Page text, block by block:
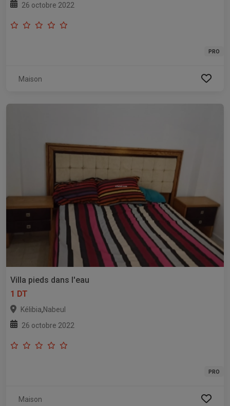
26 octobre 2022
PRO
Maison
Villa pieds dans l'eau
1 DT
Kélibia,Nabeul
26 octobre 2022
PRO
Maison